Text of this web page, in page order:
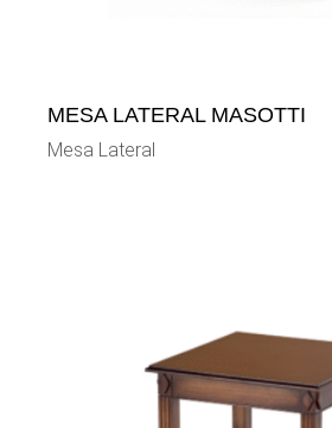
MESA LATERAL MASOTTI
Mesa Lateral